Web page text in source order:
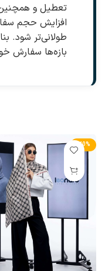
تعطیل و همچنین
افزایش حجم
طولانی‌تر شود.
بازه‌ها سفارش
-40%